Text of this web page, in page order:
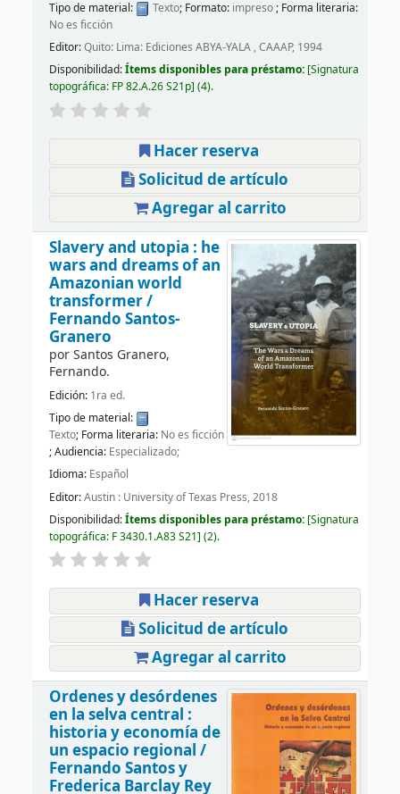
Tipo de material: Texto; Formato: impreso; Forma literaria:
No es ficción
Editor:Quito: Lima: Ediciones ABYA-YALA , CAAAP, 1994
Disponibilidad:Ítems disponibles para préstamo: Signatura
topográfica: FP 82.A.26 S21p (4).
Hacer reserva
Solicitud de artículo
Agregar al carrito
Slavery and utopia : he
wars and dreams of an
Amazonian world
transformer /
Fernando Santos-
Granero
porSantos Granero,
Fernando.
Edición: 1ra ed.
Tipo de material:
Texto; Forma literaria: No es ficción
; Audiencia: Especializado;
Idioma: Español
Editor:Austin : University of Texas Press, 2018
Disponibilidad:Ítems disponibles para préstamo: Signatura
topográfica: F 3430.1.A83 S21 (2).
Hacer reserva
Solicitud de artículo
Agregar al carrito
Ordenes y desórdenes
en la selva central :
historia y economía de
un espacio regional /
Fernando Santos y
Frederica Barclay Rey